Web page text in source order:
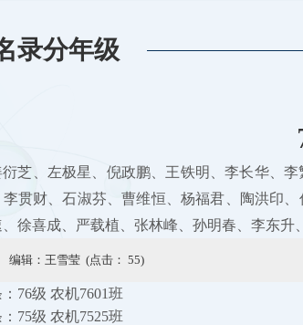
录分年级
衍芝、左极星、倪政鹏、王铁明、李长华、
李贯财、石淑芬、曹维恒、杨福君、陶洪印
徐喜成、严载植、张林峰、孙明春、李东升
编辑：王雪莹 (点击： 55)
76级 农机7601班
75级 农机7525班